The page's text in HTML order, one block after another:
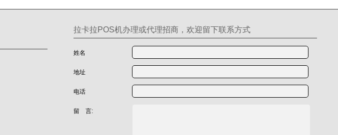
拉卡拉POS机办理或代理招商，欢迎留下联系方式
姓名
地址
电话
留 言: